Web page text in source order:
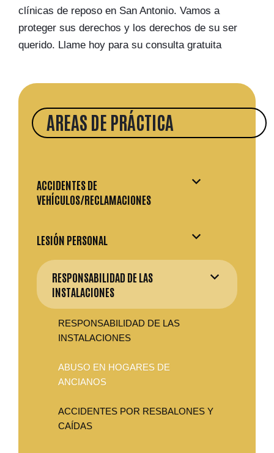
AREAS DE PRÁCTICA
ACCIDENTES DE
VEHÍCULOS/RECLAMACIONES
LESIÓN PERSONAL
RESPONSABILIDAD DE LAS
INSTALACIONES
RESPONSABILIDAD DE LAS
INSTALACIONES
ABUSO EN HOGARES DE
ANCIANOS
ACCIDENTES POR RESBALONES Y
CAÍDAS
clínicas de reposo en San Antonio. Vamos a
proteger sus derechos y los derechos de su ser
querido. Llame hoy para su consulta gratuita